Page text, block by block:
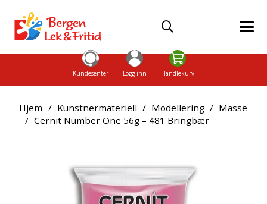
Kundesenter Logg inn Handlekurv
Hjem / Kunstnermateriell / Modellering / Masse
/ Cernit Number One 56g – 481 Bringbær